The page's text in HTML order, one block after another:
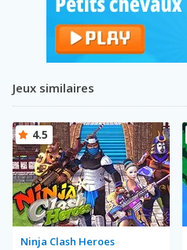
Jeux similaires
Ninja Clash Heroes
4.5